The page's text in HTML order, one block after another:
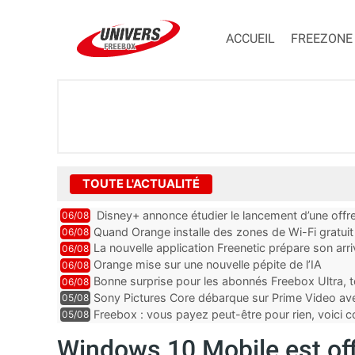
ACCUEIL FREEZONE
TOUTE L'ACTUALITÉ
06/08 Disney+ annonce étudier le lancement d’une
06/08 Quand Orange installe des zones de Wi-Fi
06/08 La nouvelle application Freenetic prépare son
abonnés Freebox, testez la
06/08 Orange mise sur une nouvelle pépite de l’IA
06/08 Bonne surprise pour les abonnés Freebox Ultra,
inclus
05/08 Sony Pictures Core débarque sur Prime Video
05/08 Freebox : vous payez peut-être pour rien, voici